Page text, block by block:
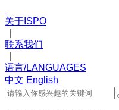
关于ISPO
联系我们
语言/LANGUAGES
中文 English